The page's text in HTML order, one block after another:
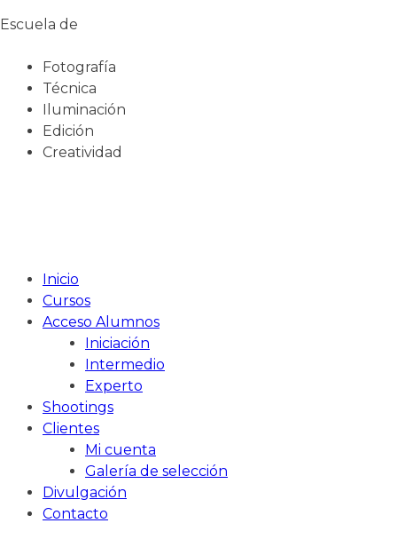
Escuela de
Fotografía
Técnica
Iluminación
Edición
Creatividad
Inicio
Cursos
Acceso Alumnos
Iniciación
Intermedio
Experto
Shootings
Clientes
Mi cuenta
Galería de selección
Divulgación
Contacto